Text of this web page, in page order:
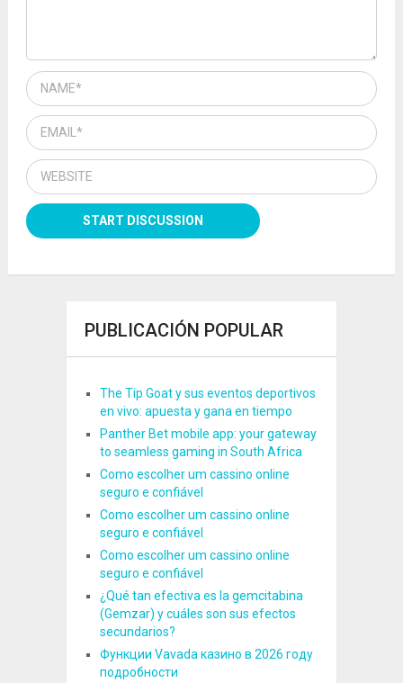
PUBLICACIÓN POPULAR
The Tip Goat y sus eventos deportivos
en vivo: apuesta y gana en tiempo
Panther Bet mobile app: your gateway
to seamless gaming in South Africa
Como escolher um cassino online
seguro e confiável
Como escolher um cassino online
seguro e confiável
Como escolher um cassino online
seguro e confiável
¿Qué tan efectiva es la gemcitabina
(Gemzar) y cuáles son sus efectos
secundarios?
Функции Vavada казино в 2026 году
подробности